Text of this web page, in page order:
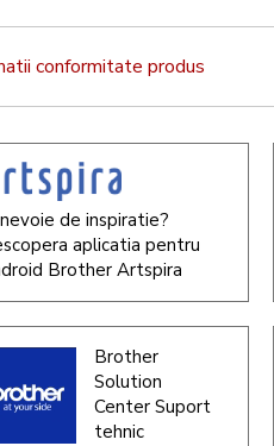
conformitate produs
de inspiratie?
aplicatia pentru
Brother Artspira
Brother
Solution
Center Suport
tehnic